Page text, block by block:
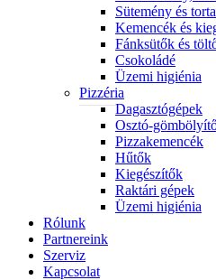
Sütemény és
Kemencék és
Fánksütők és
Csokoládé
Üzemi higiénia
Pizzéria
Dagasztógépek
Osztó-
Pizzakemencék
Hűtők
Kiegészítők
Raktári gépek
Üzemi higiénia
Rólunk
Partnereink
Szerviz
Kapcsolat